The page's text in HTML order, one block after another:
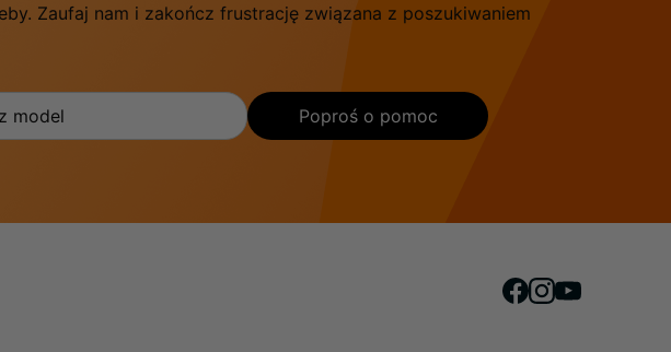
Zaufaj nam i zakończ frustrację związana z poszukiwaniem
Poproś o pomoc